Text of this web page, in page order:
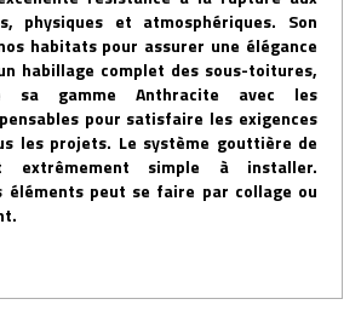
physiques et atmosphériques. Son
habitats pour assurer une élégance
habillage complet des sous-toitures,
sa gamme Anthracite avec les
pour satisfaire les exigences
les projets. Le système gouttière de
simple à installer.
éléments peut se faire par collage ou